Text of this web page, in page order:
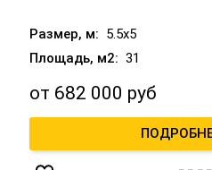
5.5x5
31
от 682 000 руб